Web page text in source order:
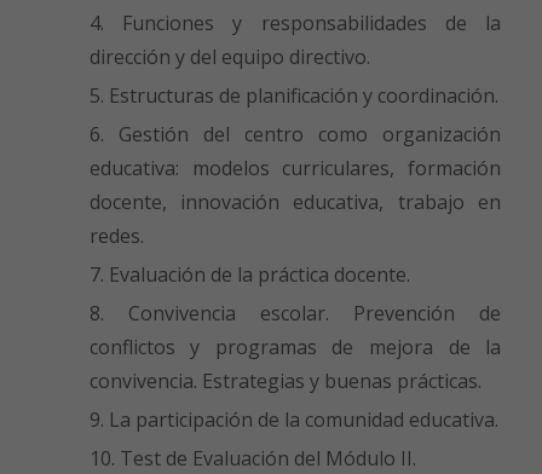
Funciones y responsabilidades de la
dirección y del equipo directivo.
Estructuras de planificación y coordinación.
Gestión del centro como organización
educativa: modelos curriculares, formación
docente, innovación educativa, trabajo en
redes.
Evaluación de la práctica docente.
Convivencia escolar. Prevención de
conflictos y programas de mejora de la
convivencia. Estrategias y buenas prácticas.
La participación de la comunidad educativa.
Test de Evaluación del Módulo II.